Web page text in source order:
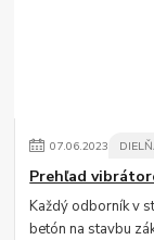
07.06.2023
Prehľad
Každý odborník v
betón na stavbu